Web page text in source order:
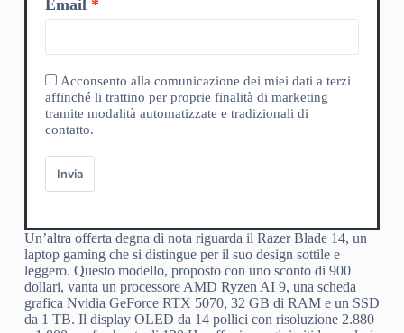
Email
Acconsento alla comunicazione dei miei dati a terzi
affinché li trattino per proprie finalità di marketing
tramite modalità automatizzate e tradizionali di
contatto.
Invia
Un’altra offerta degna di nota riguarda il Razer Blade 14, un
laptop gaming che si distingue per il suo design sottile e
leggero. Questo modello, proposto con uno sconto di 900
dollari, vanta un processore AMD Ryzen AI 9, una scheda
grafica Nvidia GeForce RTX 5070, 32 GB di RAM e un SSD
da 1 TB. Il display OLED da 14 pollici con risoluzione 2.880